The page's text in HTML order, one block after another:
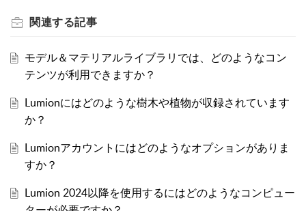
関連する記事
モデル＆マテリアルライブラリでは、どのようなコン
テンツが利用できますか？
Lumionにはどのような樹木や植物が収録されています
か？
Lumionアカウントにはどのようなオプションがありま
すか？
Lumion 2024以降を使用するにはどのようなコンピュー